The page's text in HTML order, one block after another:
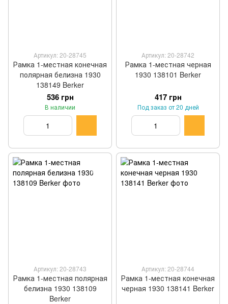
Артикул: 20-28745
Рамка 1-местная конечная
полярная белизна 1930
138149 Berker
536 грн
В наличии
Артикул: 20-28742
Рамка 1-местная черная
1930 138101 Berker
417 грн
Под заказ от 20 дней
Артикул: 20-28743
Рамка 1-местная полярная
белизна 1930 138109
Berker
Артикул: 20-28744
Рамка 1-местная конечная
черная 1930 138141 Berker